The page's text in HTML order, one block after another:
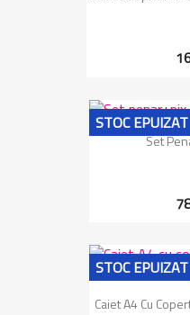
Set
STOC EPUIZAT
Caiet A4 Cu
STOC EPUIZAT